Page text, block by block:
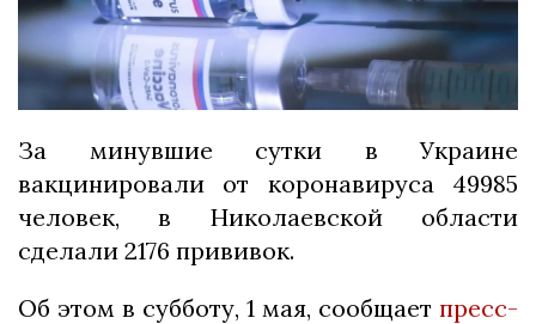
За минувшие сутки в Украине
вакцинировали от коронавируса 49985
человек, в Николаевской области
сделали 2176 прививок.
Об этом в субботу, 1 мая, сообщает пресс-